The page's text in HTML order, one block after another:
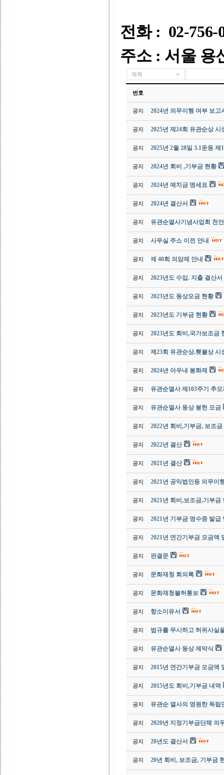
전화 : 02-756-
주소 : 서울 용
제목
번호
공지 2024년 의무이행 여부 보고
공지 2025년 제24회 유관순상 시
공지 2025년 2월 28일 3.1운동
공지 2024년 회비 ,기부금 현황
공지 2024년 예치금 명세표
공지 2024년 결산서
공지 유관순열사기념사업회 천
공지 사무실 주소 이전 안내
공지 제 40회 의암제 안내
공지 2023년도 수입. 지출 결산서
공지 2023년도 동상모금 현황
공지 2023년도 기부금 현황
공지 2023년도 회비,국가보조금
공지 제23회 유관순상,횃불상 시
공지 2024년 아우내 봉화제
공지 유관순열사 제103주기 추
공지 유관순열사 동상 봉헌 모금
공지 2022년 회비,기부금, 보조
공지 2022년 결산
공지 2021년 결산
공지 2021년 공익법인등 의무
공지 2021년 회비,보조금,기부금
공지 2021년 기부금 영수증 발급
공지 2021년 연간기부금 모금액
공지 판결문
공지 문화재청 회의록
공지 문화재청불허통보
공지 항소이유서
공지 법규를 무시하고 허위사실
공지 유관순열사 동상 제막식
공지 2015년 연간기부금 모금액
공지 2015년도 회비,기부금 내역
공지 유관순 열사의 영원한 독립
공지 2020년 지정기부금단체
공지 20년도 결산서
공지 20년 회비, 보조금, 기부금